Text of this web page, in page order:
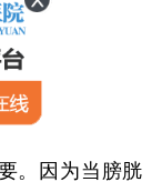
。因为当膀胱